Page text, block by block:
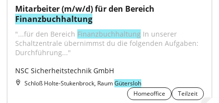
Finanzbuchhaltung
"...für den Bereich Finanzbuchhaltung In unserer
Schaltzentrale übernimmst du die folgenden Aufgaben:
Durchführung..."
NSC Sicherheitstechnik GmbH
Schloß Holte-Stukenbrock, RaumGütersloh
Homeoffice
Teilzeit